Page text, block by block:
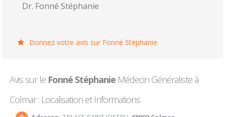
Dr. Fonné Stéphanie
Donnez votre avis sur Fonné Stéphanie
Avis sur le Fonné Stéphanie Médecin Généraliste à
Colmar : Localisation et Informations